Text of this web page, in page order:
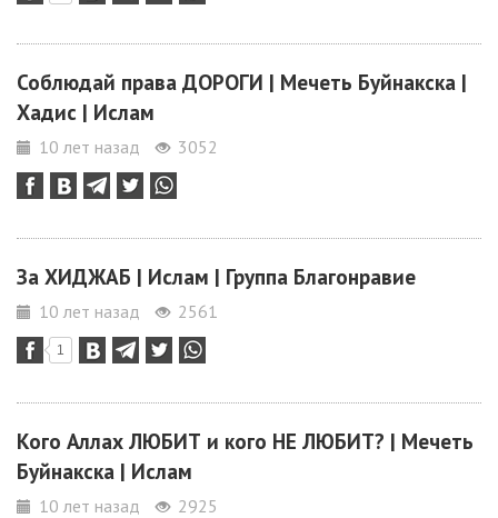
Соблюдай права ДОРОГИ | Мечеть Буйнакска |
Хадис | Ислам
10 лет назад 3052
За ХИДЖАБ | Ислам | Группа Благонравие
10 лет назад 2561
1
Кого Аллах ЛЮБИТ и кого НЕ ЛЮБИТ? | Мечеть
Буйнакска | Ислам
10 лет назад 2925